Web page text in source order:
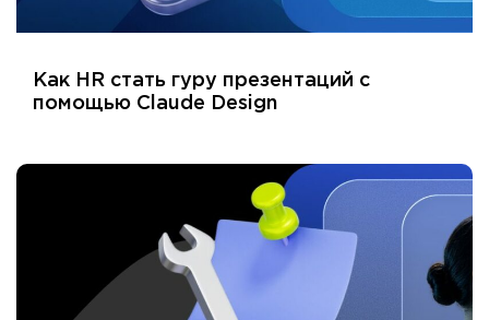
Как HR стать гуру презентаций с
помощью Claude Design